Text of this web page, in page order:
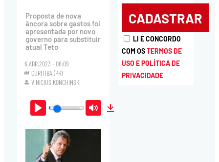
Proposta de nova
âncora sobre gastos foi
apresentada por novo
governo para substituir
atual Teto
6.ABR.2023 - 06:09
CURITIBA (PR)
VINICIUS KONCHINSKI
Play Mute
LI E CONCORDO
COM OSTERMOS DE
USO E POLÍTICA DE
PRIVACIDADE